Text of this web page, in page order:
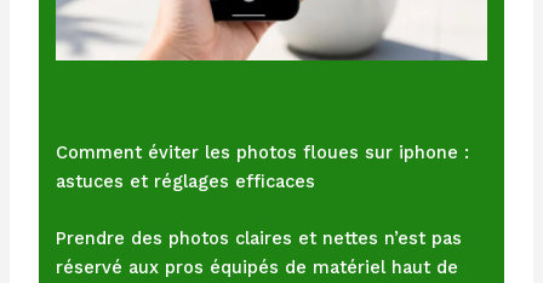
Comment éviter les photos floues sur iphone :
astuces et réglages efficaces
Prendre des photos claires et nettes n’est pas
réservé aux pros équipés de matériel haut de